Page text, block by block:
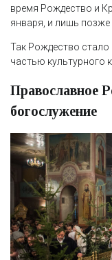
время Рождество и
января, и лишь позже
Так Рождество стало
частью культурного
Православное
богослужение